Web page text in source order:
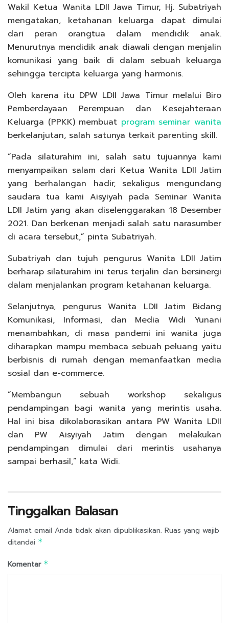
Wakil Ketua Wanita LDII Jawa Timur, Hj. Subatriyah
mengatakan, ketahanan keluarga dapat dimulai
dari peran orangtua dalam mendidik anak.
Menurutnya mendidik anak diawali dengan menjalin
komunikasi yang baik di dalam sebuah keluarga
sehingga tercipta keluarga yang harmonis.
Oleh karena itu DPW LDII Jawa Timur melalui Biro
Pemberdayaan Perempuan dan Kesejahteraan
Keluarga (PPKK) membuat program seminar wanita
berkelanjutan, salah satunya terkait parenting skill.
“Pada silaturahim ini, salah satu tujuannya kami
menyampaikan salam dari Ketua Wanita LDII Jatim
yang berhalangan hadir, sekaligus mengundang
saudara tua kami Aisyiyah pada Seminar Wanita
LDII Jatim yang akan diselenggarakan 18 Desember
2021. Dan berkenan menjadi salah satu narasumber
di acara tersebut,” pinta Subatriyah.
Subatriyah dan tujuh pengurus Wanita LDII Jatim
berharap silaturahim ini terus terjalin dan bersinergi
dalam menjalankan program ketahanan keluarga.
Selanjutnya, pengurus Wanita LDII Jatim Bidang
Komunikasi, Informasi, dan Media Widi Yunani
menambahkan, di masa pandemi ini wanita juga
diharapkan mampu membaca sebuah peluang yaitu
berbisnis di rumah dengan memanfaatkan media
sosial dan e-commerce.
“Membangun sebuah workshop sekaligus
pendampingan bagi wanita yang merintis usaha.
Hal ini bisa dikolaborasikan antara PW Wanita LDII
dan PW Aisyiyah Jatim dengan melakukan
pendampingan dimulai dari merintis usahanya
sampai berhasil,” kata Widi.
Tinggalkan Balasan
Alamat email Anda tidak akan dipublikasikan. Ruas yang wajib
ditandai *
Komentar *